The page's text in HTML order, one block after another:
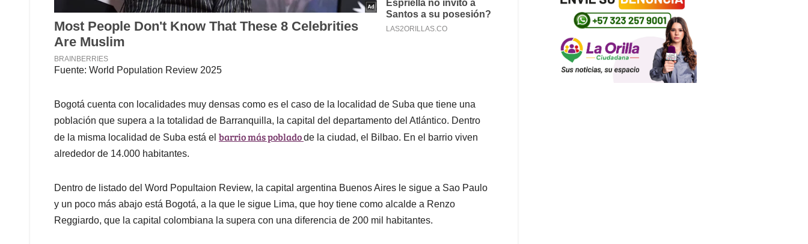
Fuente: World Population Review 2025
Bogotá cuenta con localidades muy densas como es el caso de la localidad de Suba que tiene una
población que supera a la totalidad de Barranquilla, la capital del departamento del Atlántico. Dentro
de la misma localidad de Suba está el barrio más pobladode la ciudad, el Bilbao. En el barrio viven
alrededor de 14.000 habitantes.
Dentro de listado del Word Popultaion Review, la capital argentina Buenos Aires le sigue a Sao Paulo
y un poco más abajo está Bogotá, a la que le sigue Lima, que hoy tiene como alcalde a Renzo
Reggiardo, que la capital colombiana la supera con una diferencia de 200 mil habitantes.